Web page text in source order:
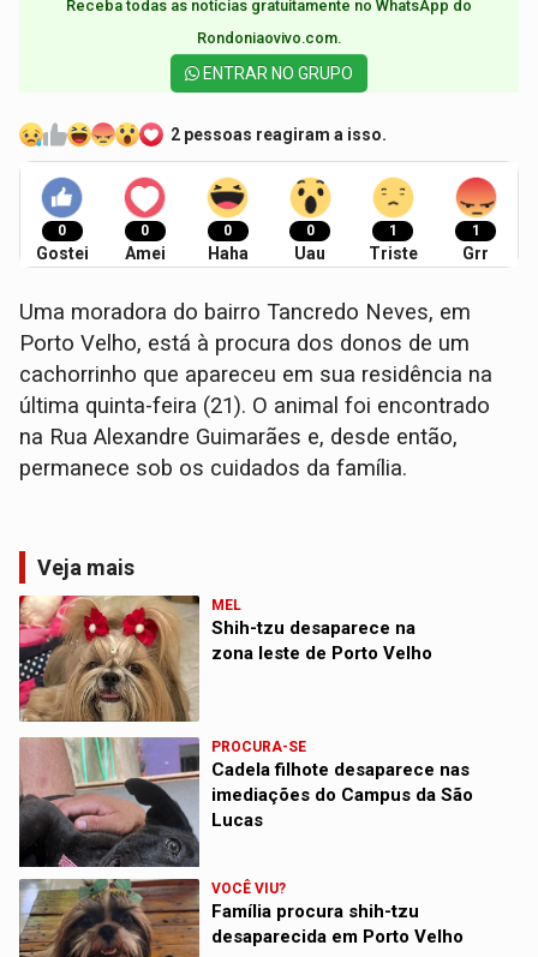
Receba todas as notícias gratuitamente no WhatsApp do
Rondoniaovivo.com.​
ENTRAR NO GRUPO
2 pessoas reagiram a isso.
0
Gostei
0
Amei
0
Haha
0
Uau
1
Triste
1
Grr
Uma moradora do bairro Tancredo Neves, em
Porto Velho, está à procura dos donos de um
cachorrinho que apareceu em sua residência na
última quinta-feira (21). O animal foi encontrado
na Rua Alexandre Guimarães e, desde então,
permanece sob os cuidados da família.
Veja mais
MEL
Shih-tzu desaparece na
zona leste de Porto Velho
PROCURA-SE
Cadela filhote desaparece nas
imediações do Campus da São
Lucas
VOCÊ VIU?
Família procura shih-tzu
desaparecida em Porto Velho